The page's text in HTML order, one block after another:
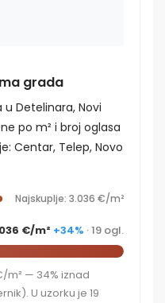
grada
Detelinara, Novi
po m² i broj oglasa
Centar, Telep, Novo
Najskuplje: 3.036 €/m²
€/m² +34% · 19 ogl.
m² — 34% iznad
U uzorku je 19